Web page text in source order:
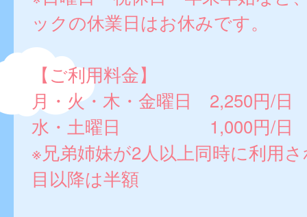
ックの休業日はお休みです。
【ご利用料金】
月・火・木・金曜日 2,250円/日
水・土曜日 1,000円/日
※兄弟姉妹が2人以上同時に利用
目以降は半額